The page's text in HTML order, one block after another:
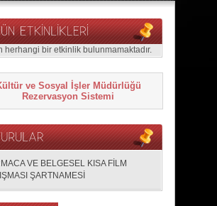
herhangi bir etkinlik bulunmamaktadır.
ve Sosyal İşler Müdürlüğü
Rezervasyon Sistemi
VE BELGESEL KISA FİLM
ŞARTNAMESİ